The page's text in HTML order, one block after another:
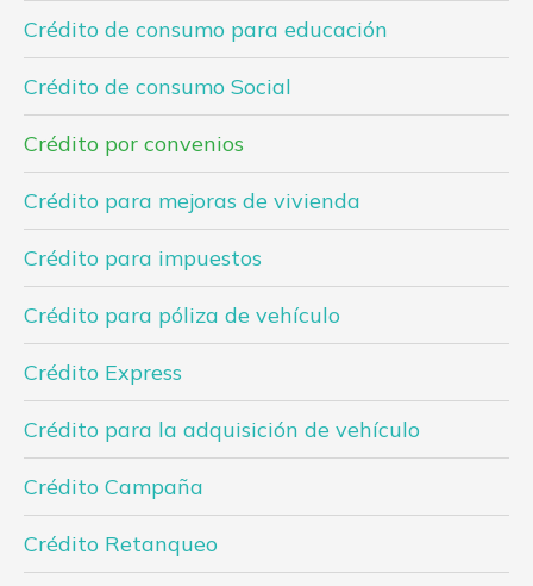
Crédito de consumo para educación
Crédito de consumo Social
Crédito por convenios
Crédito para mejoras de vivienda
Crédito para impuestos
Crédito para póliza de vehículo
Crédito Express
Crédito para la adquisición de vehículo
Crédito Campaña
Crédito Retanqueo